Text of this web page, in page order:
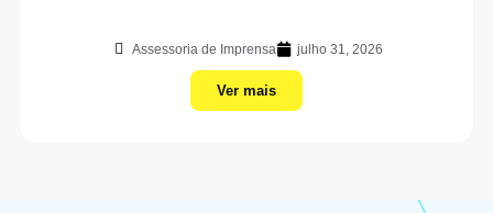
Assessoria de Imprensa julho 31, 2026
Ver mais